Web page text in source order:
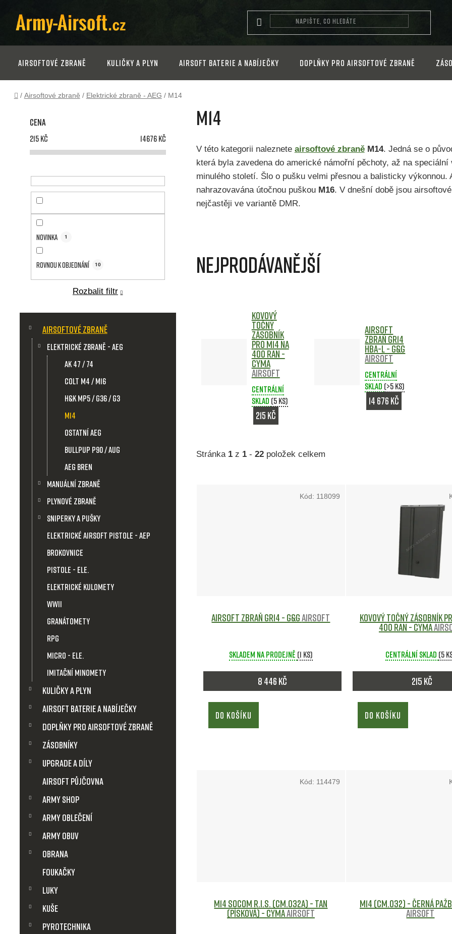
obsah
Airsoftové zbraně Kuličky a plyn Airsoft baterie a nabíječky Doplňky pro airsoftové zbraně
Domů
/ Airsoftové zbraně / Elektrické zbraně - AEG / M14
P
p
Cena
215Kč 14676Kč
Novinka 1
Rovnou k objednání 10
Rozbalit filtr
kategorieAirsoftové zbraně
Elektrické zbraně - AEG
AK 47 / 74
Colt M4 / M16
H&K MP5 / G36 / G3
M14
Ostatní AEG
Bullpup P90 / AUG
AEG BREN
Manuální zbraně
Plynové zbraně
Sniperky a pušky
Elektrické airsoft pistole - AEP
Brokovnice
Pistole - ele.
Elektrické kulomety
WWII
Granátomety
RPG
Micro - ele.
Imitační minomety
Kuličky a plyn
Airsoft baterie a nabíječky
Doplňky pro airsoftové zbraně
Zásobníky
Upgrade a díly
Airsoft půjčovna
Army shop
Army Oblečení
Army obuv
Obrana
Foukačky
Luky
Kuše
Pyrotechnika
M14
V této kategorii naleznete airsoftové zbraněM14. Jedná se o
která byla zavedena do americké námořní pěchoty, až na
minulého století. Šlo o pušku velmi přesnou a balisticky
nahrazovavána útočnou puškou M16. V dnešní době jsou
nejčastěji ve variantě DMR.
Nejprodávanější
Kovový
točný
zásobník
pro M14 na
400 ran -
CYMA
Airsoft
Centrální
sklad (5 ks)
215 Kč
Airsoft
zbraň GR14
HBA-L - G&G
Airsoft
Centrální
sklad (>5 ks)
14 676 Kč
Stránka 1z 1- 22položek celkem
d
Kovový točný zásobník
400 ran - CYMA
Centrální sklad (5
215 Kč
DO KOŠÍKU
M14 Socom R.I.S. (CM.032A) - TAN
(písková) - CYMAAirsoft
Kód: 114479
M14 (CM.032) - černá
Airsoft
Airsoft zbraň GR14 - G&GAirsoft
Skladem na prodejně (1 ks)
8 446 Kč
DO KOŠÍKU
Kód: 118099